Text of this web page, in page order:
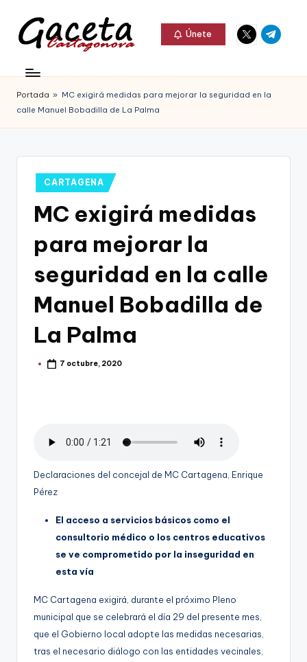
Saltar
contenido
c
e
t
Gaceta
Cartagonova,
La
que
informa
Cartagena,
Cartagena,
Únete
Elemento
del
Elemento
del
Portada » MC exigirá medidas para mejorar la seguridad en la
calle Manuel Bobadilla de La Palma
Publicado
en
CARTAGENA
MC exigirá medidas
para mejorar la
seguridad en la calle
Manuel Bobadilla de
La Palma
Publicado7 octubre, 2020
Declaraciones del concejal de MC Cartagena, Enrique
Pérez
El acceso a servicios básicos como el
consultorio médico o los centros educativos
se ve comprometido por la inseguridad en
esta vía
MC Cartagena exigirá, durante el próximo Pleno
municipal que se celebrará el día 29 del presente mes,
que el Gobierno local adopte las medidas necesarias,
tras el necesario diálogo con las entidades vecinales,